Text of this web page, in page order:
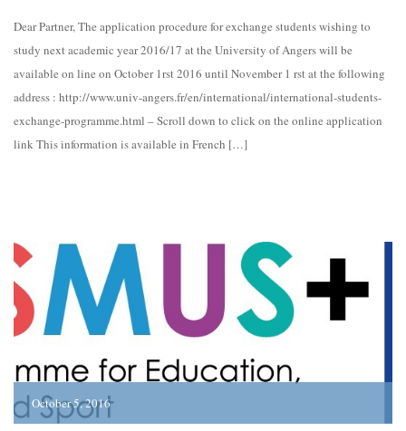
Dear Partner, The application procedure for exchange students wishing to
study next academic year 2016/17 at the University of Angers will be
available on line on October 1rst 2016 until November 1 rst at the following
address : http://www.univ-angers.fr/en/international/international-students-
exchange-programme.html – Scroll down to click on the online application
link This information is available in French […]
October 5, 2016